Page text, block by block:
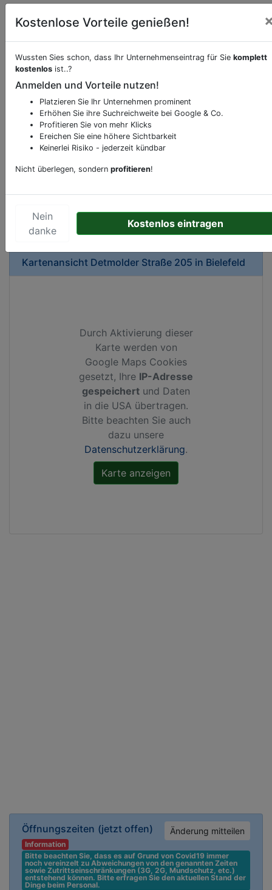
Öffnungszeiten (jetzt offen) Änderung mitteilen
Information
Bitte beachten Sie, dass es auf Grund von Covid19 immer
noch vereinzelt zu Abweichungen von den genannten Zeiten
sowie Zutrittseinschränkungen (3G, 2G, Mundschutz, etc.)
entstehend können. Bitte erfragen Sie den aktuellen Stand der
Dinge beim Personal.
Beschreibung & Services von
Sie möchten eine Beschreibung, Dienstleistung
oder andere relevante Informationen hinzufügen?
Klicken Sie bitte hierum uns zu kontaktieren.
Sonderangebote odere besondere Services, die
Kartenansicht Detmolder Straße 205 in Bielefeld
Durch Aktivierung dieser
Karte werden von
Google Maps Cookies
gesetzt, Ihre IP-Adresse
gespeichert und Daten
in die USA übertragen.
Bitte beachten Sie auch
dazu unsere
Datenschutzerklärung.
Kostenlose Vorteile genießen!
Wussten Sies schon, dass Ihr Unternehmenseintrag für Sie komplett
kostenlos ist..?
Anmelden und Vorteile nutzen!
Platzieren Sie Ihr Unternehmen prominent
Erhöhen Sie ihre Suchreichweite bei Google & Co.
Profitieren Sie von mehr Klicks
Ereichen Sie eine höhere Sichtbarkeit
Keinerlei Risiko - jederzeit kündbar
Nicht überlegen, sondern profitieren!
Nein
danke
Kostenlos eintragen